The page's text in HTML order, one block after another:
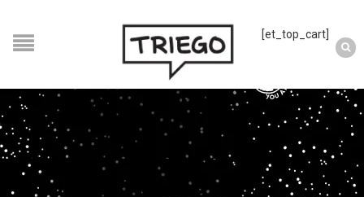
[et_top_cart]